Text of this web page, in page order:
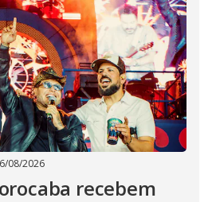
08/2026
recebem